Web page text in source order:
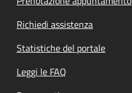
Richiedi assistenza
Statistiche del portale
Leggi le FAQ